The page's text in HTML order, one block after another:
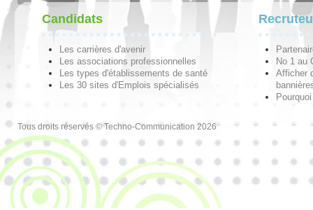
Candidats
Les carrières d'avenir
Les associations professionnelles
Les types d'établissements de santé
Les 30 sites d'Emplois spécialisés
No 1 au
Afficher
Tous droits réservés © Techno-Communication 2026